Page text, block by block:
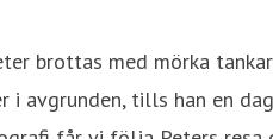
brottas med mörka
i avgrunden, tills han en